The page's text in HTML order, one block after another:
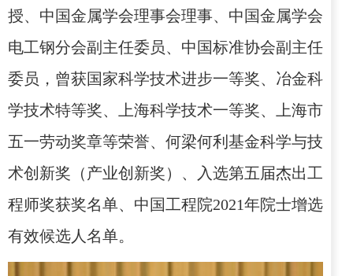
授、中国金属学会理事会理事、中国金属学会
电工钢分会副主任委员、中国标准协会副主任
委员，曾获国家科学技术进步一等奖、冶金科
学技术特等奖、上海科学技术一等奖、上海市
五一劳动奖章等荣誉、何梁何利基金科学与技
术创新奖（产业创新奖）、入选第五届杰出工
程师奖获奖名单、中国工程院2021年院士增选
有效候选人名单。